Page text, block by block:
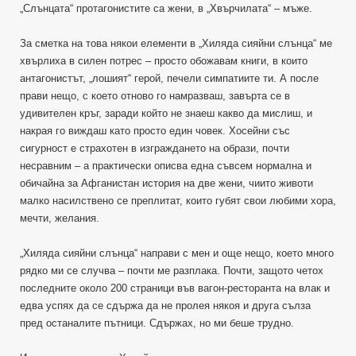
„Слънцата“ протагонистите са жени, в „Хвърчилата“ – мъже.
За сметка на това някои елементи в „Хиляда сияйни слънца“ ме
хвърлиха в силен потрес – просто обожавам книги, в които
антагонистът, „лошият“ герой, печели симпатиите ти. А после
прави нещо, с което отново го намразваш, завърта се в
удивителен кръг, заради който не знаеш какво да мислиш, и
накрая го виждаш като просто един човек. Хосейни със
сигурност е страхотен в изграждането на образи, почти
несравним – а практически описва една съвсем нормална и
обичайна за Афганистан история на две жени, чиито животи
малко насилствено се преплитат, които губят свои любими хора,
мечти, желания.
„Хиляда сияйни слънца“ направи с мен и още нещо, което много
рядко ми се случва – почти ме разплака. Почти, защото четох
последните около 200 страници във вагон-ресторанта на влак и
едва успях да се сдържа да не пролея някоя и друга сълза
пред останалите пътници. Сдържах, но ми беше трудно.